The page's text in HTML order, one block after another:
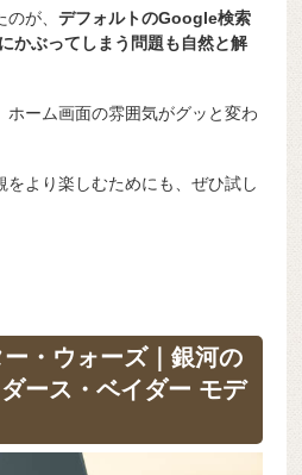
のが、デフォルトのGoogle検索
かぶってしまう問題も自然と解
ホーム画面の雰囲気がグッと変わ
をより楽しむためにも、ぜひ試し
・ウォーズ｜銀河の
ース・ベイダー モデ